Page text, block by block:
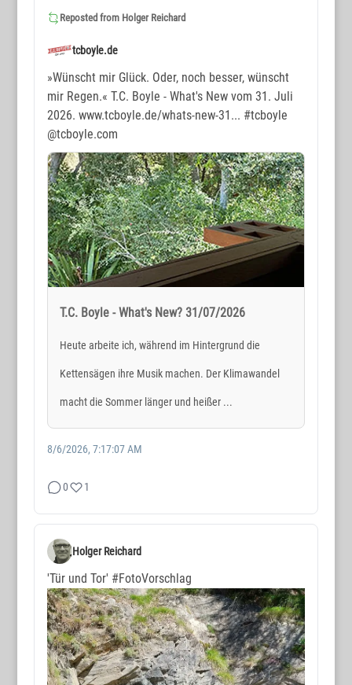
Reposted from Holger Reichard
tcboyle.de
»Wünscht mir Glück. Oder, noch besser, wünscht
mir Regen.« T.C. Boyle - What's New vom 31. Juli
2026. www.tcboyle.de/whats-new-31... #tcboyle
@tcboyle.com
T.C. Boyle - What's New? 31/07/2026
Heute arbeite ich, während im Hintergrund die
Kettensägen ihre Musik machen. Der Klimawandel
macht die Sommer länger und heißer ...
8/6/2026, 7:17:07 AM
0 1
Holger Reichard
'Tür und Tor' #FotoVorschlag